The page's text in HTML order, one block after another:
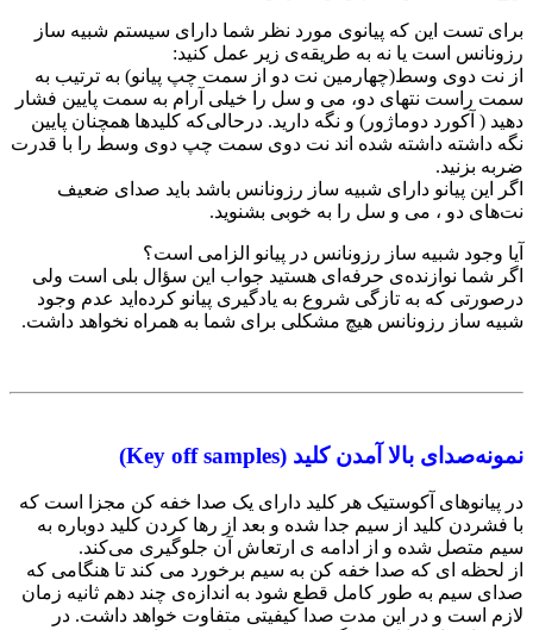
برای تست این که پیانوی مورد نظر شما دارای سیستم شبیه ساز
رزونانس است یا نه به طریقه‌ی زیر عمل کنید:
از نت دوی وسط(‌چهارمین نت دو از سمت چپ پیانو) به ترتیب به
سمت راست نتهای دو، می و سل را خیلی آرام به سمت پایین فشار
دهید ( آکورد دوماژور) و نگه دارید. درحالی‌که کلیدها همچنان پایین
نگه داشته داشته شده اند نت دوی سمت چپ دوی وسط را با قدرت
ضربه بزنید.
اگر این پیانو دارای شبیه ساز رزونانس باشد باید صدای ضعیف
نت‌های دو ، می و سل را به خوبی بشنوید.
آیا وجود شبیه ساز رزونانس در پیانو الزامی است؟
اگر شما نوازنده‌ی حرفه‌ای هستید جواب این سؤال بلی است ولی
درصورتی که به تازگی شروع به یادگیری پیانو کرده‌اید عدم وجود
شبیه ساز رزونانس هیچ مشکلی برای شما به همراه نخواهد داشت.
نمونه‌صدای بالا آمدن کلید (Key off samples)
در پیانوهای آکوستیک هر کلید دارای یک صدا خفه کن مجزا است که
با فشردن کلید از سیم جدا شده و بعد از رها کردن کلید دوباره به
سیم متصل شده و از ادامه‌ ی ارتعاش آن جلوگیری می‌کند.
از لحظه ای که صدا خفه کن به سیم برخورد می کند تا هنگامی که
صدای سیم به طور کامل قطع شود به اندازه‌ی چند دهم ثانیه زمان
لازم است و در این مدت صدا کیفیتی متفاوت خواهد داشت. در